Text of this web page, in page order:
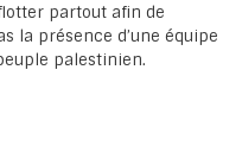
partout afin de
la présence d’une équipe
palestinien.